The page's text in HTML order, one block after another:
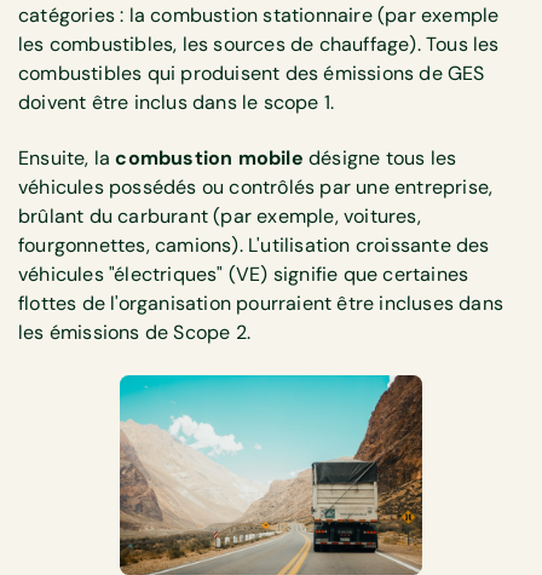
catégories : la combustion stationnaire (par exemple
les combustibles, les sources de chauffage). Tous les
combustibles qui produisent des émissions de GES
doivent être inclus dans le scope 1.
Ensuite, lacombustion mobile désigne tous les
véhicules possédés ou contrôlés par une entreprise,
brûlant du carburant (par exemple, voitures,
fourgonnettes, camions). L'utilisation croissante des
véhicules "électriques" (VE) signifie que certaines
flottes de l'organisation pourraient être incluses dans
les émissions de Scope 2.